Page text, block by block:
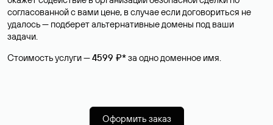
согласованной с вами цене, в случае если договориться не
удалось — подберет альтернативные домены под ваши
задачи.
Стоимость услуги —4599 ₽*за одно доменное имя.
Оформить заказ